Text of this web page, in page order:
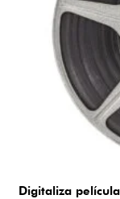
Digitaliza